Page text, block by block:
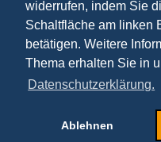
widerrufen, indem Sie
Schaltfläche am linken
betätigen. Weitere
Thema erhalten Sie in
Datenschutzerklärung.
Ablehnen
im
Prof. Dr.
am 16.03.18
musikalische
der größten
Musik. Dabei
Musikindustrie ein, die an
Musikautoren in der